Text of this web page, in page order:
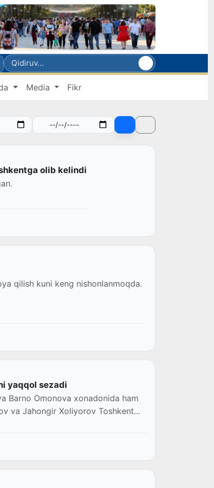
Media Fikr
olib kelindi
qilish kuni keng nishonlanmoqda.
yaqqol sezadi
Barno Omonova xonadonida ham
va Jahongir Xoliyorov Toshkent...